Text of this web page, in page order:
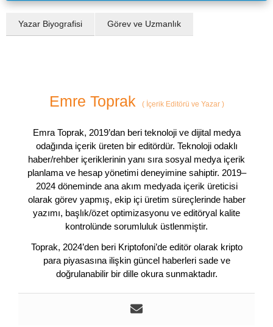
Yazar Biyografisi Görev ve Uzmanlık
Emre Toprak (İçerik Editörü ve Yazar )
Emra Toprak, 2019’dan beri teknoloji ve dijital medya
odağında içerik üreten bir editördür. Teknoloji odaklı
haber/rehber içeriklerinin yanı sıra sosyal medya içerik
planlama ve hesap yönetimi deneyimine sahiptir. 2019–
2024 döneminde ana akım medyada içerik üreticisi
olarak görev yapmış, ekip içi üretim süreçlerinde haber
yazımı, başlık/özet optimizasyonu ve editöryal kalite
kontrolünde sorumluluk üstlenmiştir.
Toprak, 2024’den beri Kriptofoni’de editör olarak kripto
para piyasasına ilişkin güncel haberleri sade ve
doğrulanabilir bir dille okura sunmaktadır.